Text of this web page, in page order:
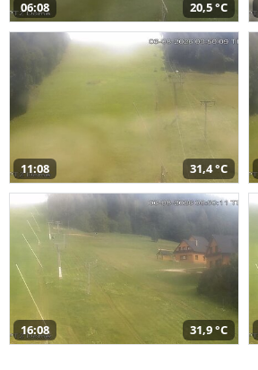
06:08 20,5 °C
11:08 31,4 °C
16:08 31,9 °C